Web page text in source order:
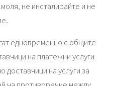
не инсталирайте и не
едновременно с общите
на платежни услуги
доставчици на услуги за